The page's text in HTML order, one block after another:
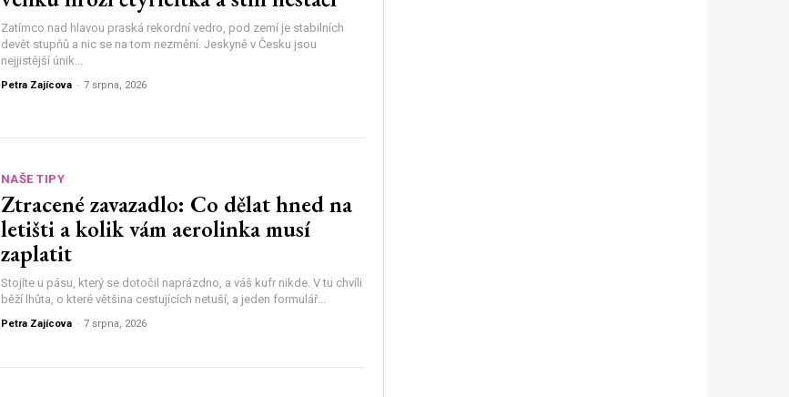
Zatímco nad hlavou praská rekordní vedro, pod zemí je stabilních
devět stupňů a nic se na tom nezmění. Jeskyně v Česku jsou
nejjistější únik...
Petra Zajícova - 7 srpna, 2026
NAŠE TIPY
Ztracené zavazadlo: Co dělat hned na
letišti a kolik vám aerolinka musí
zaplatit
Stojíte u pásu, který se dotočil naprázdno, a váš kufr nikde. V tu chvíli
běží lhůta, o které většina cestujících netuší, a jeden formulář...
Petra Zajícova - 7 srpna, 2026